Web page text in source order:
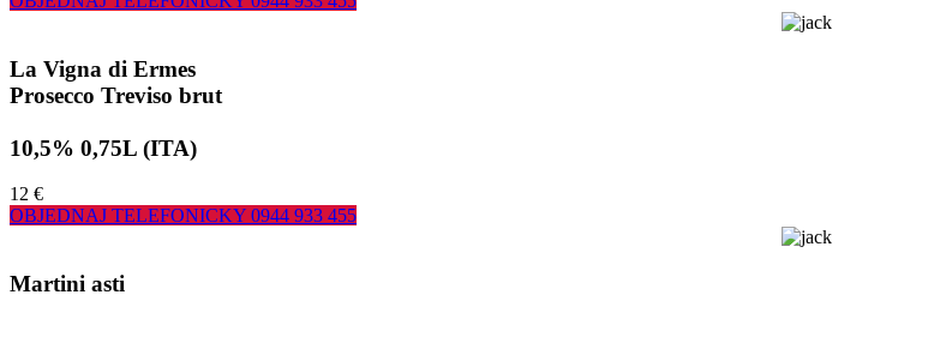
La Vigna di Ermes
Prosecco Treviso brut
10,5% 0,75L (ITA)
12 €
OBJEDNAJ TELEFONICKY 0944 933 455
Martini asti